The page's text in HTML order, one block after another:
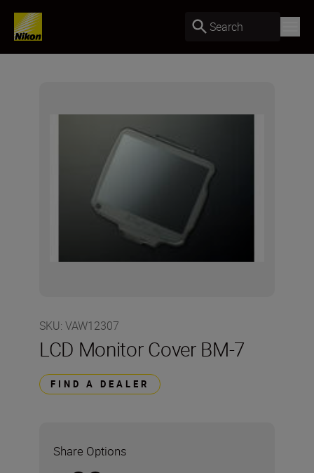
Search
SKU: VAW12307
LCD Monitor Cover BM-7
FIND A DEALER
Share Options